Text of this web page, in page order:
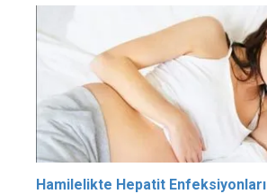
Hamilelikte Hepatit Enfeksiyonları